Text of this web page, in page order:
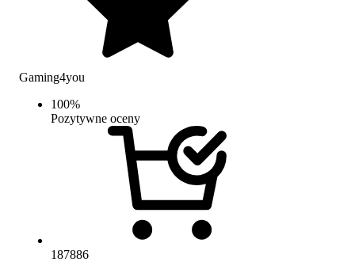
Gaming4you
100%
Pozytywne oceny
187886